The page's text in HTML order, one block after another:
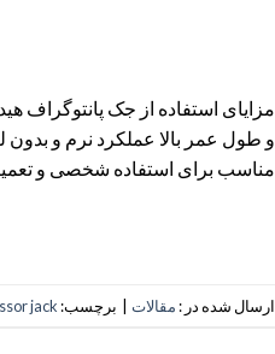
مزایای استفاده از جک پانتوگراف
و طول عمر بالا عملکرد نرم و بدون
مناسب برای استفاده شخصی و
ارسال شده در : مقالات برچسب: jack